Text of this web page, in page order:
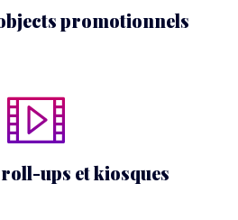
promotionnels
ups et kiosques